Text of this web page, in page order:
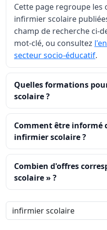
Cette page regroupe les
infirmier scolaire
champ de recherche ci-
mot-clé, ou consultez
secteur socio-éducatif.
Quelles formations
scolaire ?
Comment être informé
infirmier scolaire ?
Combien d'offres
scolaire » ?